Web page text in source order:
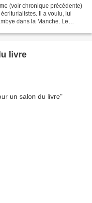
(voir chronique précédente)
Il a voulu, lui
dans la Manche. Le
livre